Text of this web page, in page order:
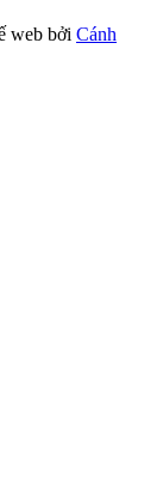
web bởi Cánh